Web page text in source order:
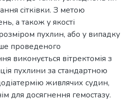
сітківки. З метою
а також у якості
пухлин, або у випадку
проведеного
виконується вітректомія з
пухлини за стандартною
живлячих судин,
для досягнення гемостазу.